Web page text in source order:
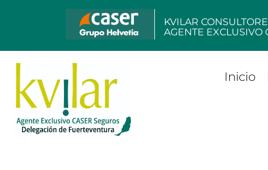
KVILAR
AGENTE EXCLUSIVO
Inicio